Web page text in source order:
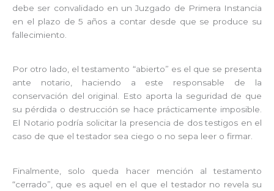
debe ser convalidado en un Juzgado de Primera Instancia
en el plazo de 5 años a contar desde que se produce su
fallecimiento.
Por otro lado, el testamento “abierto” es el que se presenta
ante notario, haciendo a este responsable de la
conservación del original. Esto aporta la seguridad de que
su pérdida o destrucción se hace prácticamente imposible.
El Notario podría solicitar la presencia de dos testigos en el
caso de que el testador sea ciego o no sepa leer o firmar.
Finalmente, solo queda hacer mención al testamento
“cerrado”, que es aquel en el que el testador no revela su